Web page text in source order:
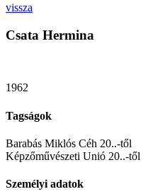
vissza
Csata Hermina
1962
Tagságok
Barabás Miklós Céh 20..-től
Képzőművészeti Unió 20..-től
Személyi adatok